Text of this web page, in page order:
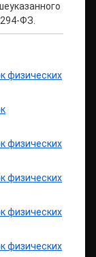
ФЗ.
физических
физических
физических
физических
физических